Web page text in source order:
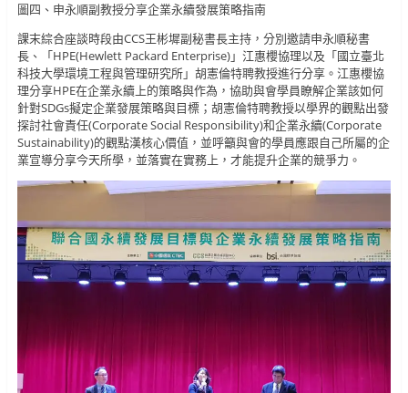
圖四、申永順副教授分享企業永續發展策略指南
課末綜合座談時段由CCS王彬墀副秘書長主持，分別邀請申永順秘書
長、「HPE(Hewlett Packard Enterprise)」江惠櫻協理以及「國立臺北
科技大學環境工程與管理研究所」胡憲倫特聘教授進行分享。江惠櫻協
理分享HPE在企業永續上的策略與作為，協助與會學員瞭解企業該如何
針對SDGs擬定企業發展策略與目標；胡憲倫特聘教授以學界的觀點出發
探討社會責任(Corporate Social Responsibility)和企業永續(Corporate
Sustainability)的觀點漢核心價值，並呼籲與會的學員應跟自己所屬的企
業宣導分享今天所學，並落實在實務上，才能提升企業的競爭力。